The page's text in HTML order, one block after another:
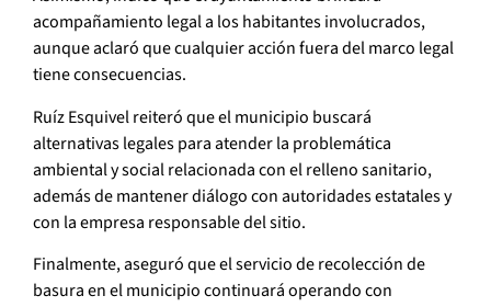
acompañamiento legal a los habitantes involucrados,
aunque aclaró que cualquier acción fuera del marco legal
tiene consecuencias.
Ruíz Esquivel reiteró que el municipio buscará
alternativas legales para atender la problemática
ambiental y social relacionada con el relleno sanitario,
además de mantener diálogo con autoridades estatales y
con la empresa responsable del sitio.
Finalmente, aseguró que el servicio de recolección de
basura en el municipio continuará operando con